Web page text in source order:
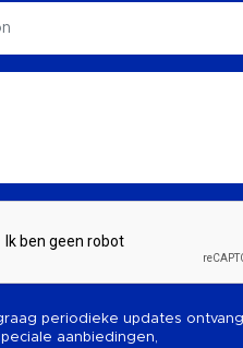
periodieke updates
aanbiedingen,